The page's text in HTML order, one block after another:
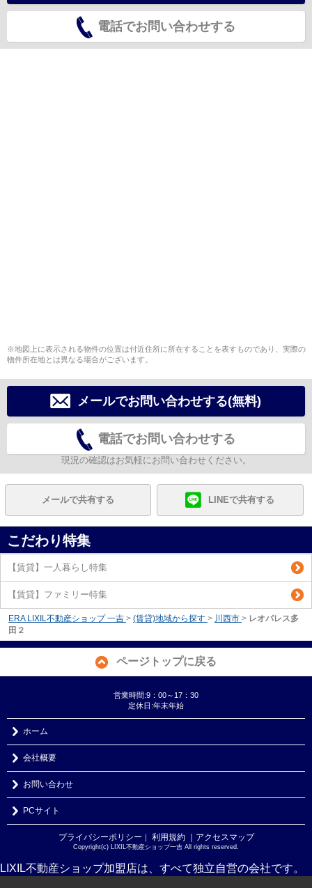
電話でお問い合わせする
※地図上に表示される物件の位置は付近住所に所在することを表すものであり、実際の
物件所在地とは異なる場合がございます。
メールでお問い合わせする(無料)
電話でお問い合わせする
現況の確認はお気軽にお問い合わせください。
メールで共有する LINEで共有する
こだわり特集
【賃貸】一人暮らし特集
【賃貸】ファミリー特集
ERA LIXIL不動産ショップ 一吉 > (賃貸)地域から探す > 川西市 > レオパレス多
田２
ページトップに戻る
営業時間:9：00～17：30
定休日:年末年始
ホーム
会社概要
お問い合わせ
PCサイト
プライバシーポリシー 利用規約 ｜アクセスマップ
Copyright(c) LIXIL不動産ショップ一吉 All rights reserved.
LIXIL不動産ショップ加盟店は、すべて独立自営の会社です。